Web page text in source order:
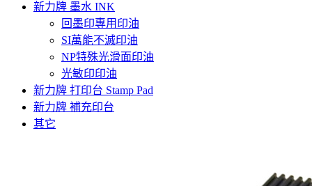
新力牌 墨水 INK
回墨印專用印油
SI萬能不滅印油
NP特殊光滑面印油
光敏印印油
新力牌 打印台 Stamp Pad
新力牌 補充印台
其它